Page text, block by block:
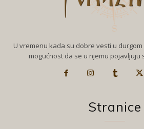
U vremenu kada su dobre vesti u
mogućnost da se u njemu pojavljuju
Stranice